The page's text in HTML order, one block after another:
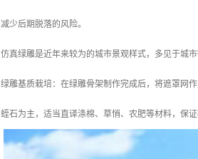
减少后期脱落的风险。
仿真绿雕是近年来较为的城市景观样式，多见于城
绿雕基质栽培：在绿雕骨架制作完成后，将遮罩网
蛭石为主，适当直译涤棉、草悄、农肥等材料，保